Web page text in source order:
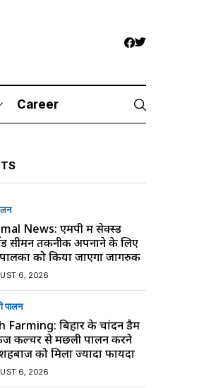
Career
News: एमपी में सेक्स्ड
सीमन तकनीक अपनाने के लिए
को किया जाएगा जागरुक
6, 2026
पालन
Farming: बिहार के चांदन डैम
कल्चर से मछली पालन करने
को मिला ज्यादा फायदा
6, 2026